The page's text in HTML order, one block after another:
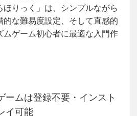
りっく」は、シンプルながら
的な難易度設定、そして直感的
ムゲーム初心者に最適な入門作
ームは登録不要・インスト
イ可能